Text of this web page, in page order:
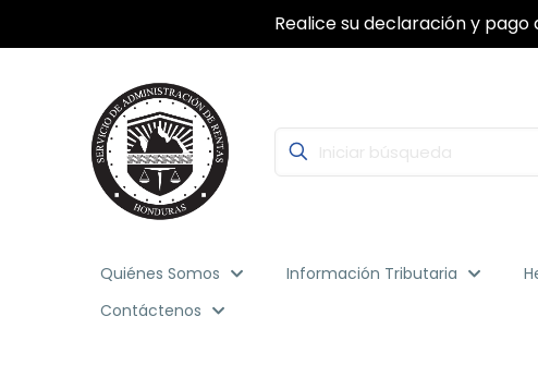
Con la Firma Electrónica Avanzada,
Quiénes Somos Información Tributaria
Contáctenos